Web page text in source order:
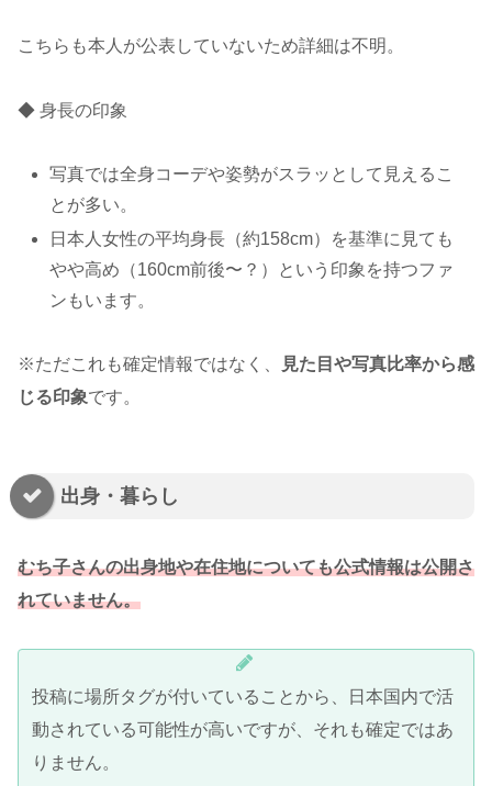
こちらも本人が公表していないため詳細は不明。
◆ 身長の印象
写真では全身コーデや姿勢がスラッとして見えるこ
とが多い。
日本人女性の平均身長（約158cm）を基準に見ても
やや高め（160cm前後〜？）という印象を持つファ
ンもいます。
※ただこれも確定情報ではなく、
見た目や写真比率から感
じる印象です。
出身・暮らし
むち子さんの出身地や在住地についても公式情報は公開さ
れていません。
投稿に場所タグが付いていることから、日本国内で活
動されている可能性が高いですが、それも確定ではあ
りません。